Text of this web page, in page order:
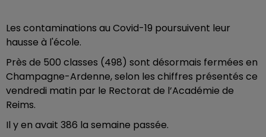
Les contaminations au Covid-19 poursuivent leur
hausse à l'école.
Près de 500 classes (498) sont désormais fermées en
Champagne-Ardenne, selon les chiffres présentés ce
vendredi matin par le Rectorat de l’Académie de
Reims.
Il y en avait 386 la semaine passée.